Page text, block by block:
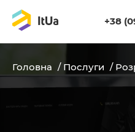
+38
Головна / Послуги /